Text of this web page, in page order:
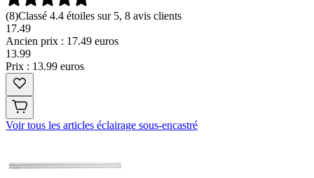
(8)Classé 4.4 étoiles sur 5, 8 avis clients
17.49
Ancien prix : 17.49 euros
13.99
Prix : 13.99 euros
Voir tous les articles éclairage sous-encastré